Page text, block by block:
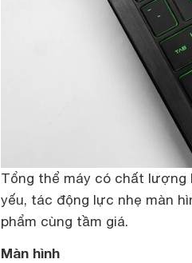
Tổng thể máy có chất lượng
yếu, tác động lực nhẹ màn
phẩm cùng tầm giá.
Màn hình